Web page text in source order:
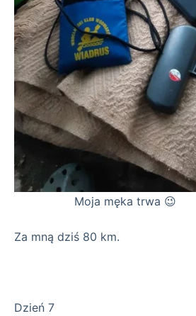
Moja męka trwa 😉
Za mną dziś 80 km.
Dzień 7